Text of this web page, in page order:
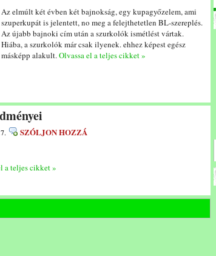
Az elmúlt két évben két bajnokság, egy kupagyőzelem, ami
szuperkupát is jelentett, no meg a felejthetetlen BL-szereplés.
Az újabb bajnoki cím után a szurkolók ismétlést vártak.
Hiába, a szurkolók már csak ilyenek. ehhez képest egész
másképp alakult.Olvassa el a teljes cikket »
SZÓLJON HOZZÁ
a teljes cikket »